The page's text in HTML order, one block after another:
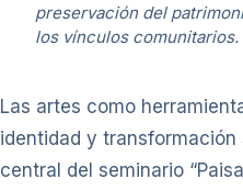
preservación del
los vínculos comunitarios.
Las artes como
identidad y transformación
central del seminario